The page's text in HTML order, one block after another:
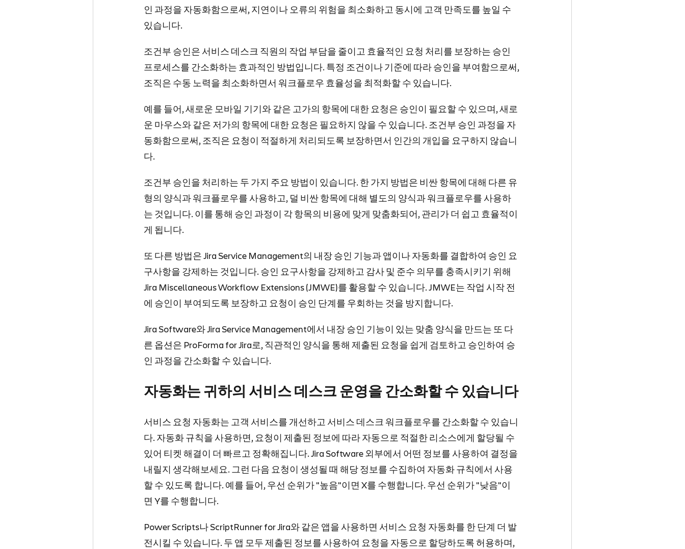
인 과정을 자동화함으로써, 지연이나 오류의 위험을 최소화하고 동시에 고객 만족도를 높일 수
있습니다.
조건부 승인은 서비스 데스크 직원의 작업 부담을 줄이고 효율적인 요청 처리를 보장하는 승인
프로세스를 간소화하는 효과적인 방법입니다. 특정 조건이나 기준에 따라 승인을 부여함으로써,
조직은 수동 노력을 최소화하면서 워크플로우 효율성을 최적화할 수 있습니다.
예를 들어, 새로운 모바일 기기와 같은 고가의 항목에 대한 요청은 승인이 필요할 수 있으며, 새로
운 마우스와 같은 저가의 항목에 대한 요청은 필요하지 않을 수 있습니다. 조건부 승인 과정을 자
동화함으로써, 조직은 요청이 적절하게 처리되도록 보장하면서 인간의 개입을 요구하지 않습니
다.
조건부 승인을 처리하는 두 가지 주요 방법이 있습니다. 한 가지 방법은 비싼 항목에 대해 다른 유
형의 양식과 워크플로우를 사용하고, 덜 비싼 항목에 대해 별도의 양식과 워크플로우를 사용하
는 것입니다. 이를 통해 승인 과정이 각 항목의 비용에 맞게 맞춤화되어, 관리가 더 쉽고 효율적이
게 됩니다.
또 다른 방법은 Jira Service Management의 내장 승인 기능과 앱이나 자동화를 결합하여 승인 요
구사항을 강제하는 것입니다. 승인 요구사항을 강제하고 감사 및 준수 의무를 충족시키기 위해
Jira Miscellaneous Workflow Extensions (JMWE)를 활용할 수 있습니다. JMWE는 작업 시작 전
에 승인이 부여되도록 보장하고 요청이 승인 단계를 우회하는 것을 방지합니다.
Jira Software와 Jira Service Management에서 내장 승인 기능이 있는 맞춤 양식을 만드는 또 다
른 옵션은 ProForma for Jira로, 직관적인 양식을 통해 제출된 요청을 쉽게 검토하고 승인하여 승
인 과정을 간소화할 수 있습니다.
자동화는 귀하의 서비스 데스크 운영을 간소화할 수 있습니다
서비스 요청 자동화는 고객 서비스를 개선하고 서비스 데스크 워크플로우를 간소화할 수 있습니
다. 자동화 규칙을 사용하면, 요청이 제출된 정보에 따라 자동으로 적절한 리소스에게 할당될 수
있어 티켓 해결이 더 빠르고 정확해집니다. Jira Software 외부에서 어떤 정보를 사용하여 결정을
내릴지 생각해보세요. 그런 다음 요청이 생성될 때 해당 정보를 수집하여 자동화 규칙에서 사용
할 수 있도록 합니다. 예를 들어, 우선 순위가 "높음"이면 X를 수행합니다. 우선 순위가 "낮음"이
면 Y를 수행합니다.
Power Scripts나 ScriptRunner for Jira와 같은 앱을 사용하면 서비스 요청 자동화를 한 단계 더 발
전시킬 수 있습니다. 두 앱 모두 제출된 정보를 사용하여 요청을 자동으로 할당하도록 허용하며,